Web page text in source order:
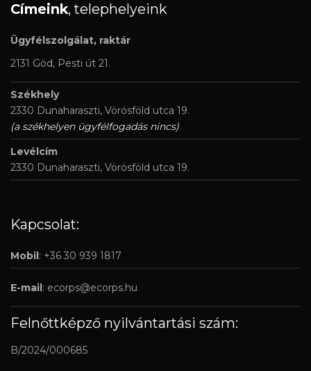
Címeink, telephelyeink
Ügyfélszolgálat, raktár
2131 Göd, Pesti út 21.
Székhely
2330 Dunaharaszti, Vörösföld utca 19.
(a székhelyen ügyfélfogadás nincs)
Levélcím
2330 Dunaharaszti, Vörösföld utca 19.
Kapcsolat:
Mobil : +36 30 939 1817
E-mail : ecorps@ecorps.hu
Felnőttképző nyilvántartási szám:
B/2024/000685